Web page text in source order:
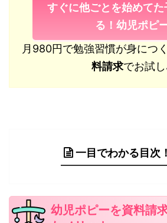
すぐに他ごとを始めて
る！幼児ポピ
月980円で勉強習慣が身につ
料請求でお試
一目でわかる目次！
幼児ポピーを資料請